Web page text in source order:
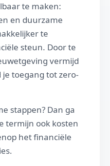
te maken:
en duurzame
te
steun. Door te
vermijd
toegang tot zero-
stappen? Dan ga
termijn ook kosten
het financiële